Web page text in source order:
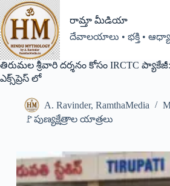
రామ్తా మీడియా
దేవాలయాలు • భక్తి •
తిరుమల శ్రీవారి దర్శనం కోసం IRCTC
ఎక్స్‌ప్రెస్‌ లో
A. Ravinder, RamthaMedia
🚩పుణ్యక్షేత్రాల యాత్రలు